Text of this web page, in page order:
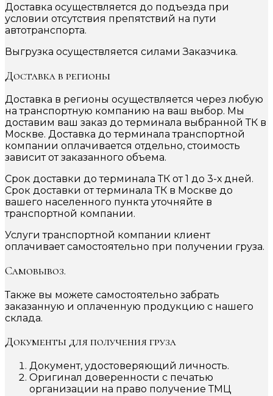
Доставка осуществляется до подъезда при
условии отсутствия препятствий на пути
автотранспорта.
Выгрузка осуществляется силами Заказчика.
Доставка в регионы
Доставка в регионы осуществляется через любую
на транспортную компанию на ваш выбор. Мы
доставим ваш заказ до терминала выбранной ТК в
Москве. Доставка до терминала транспортной
компании оплачивается отдельно, стоимость
зависит от заказанного объема.
Срок доставки до терминала ТК от 1 до 3-х дней.
Срок доставки от терминала ТК в Москве до
вашего населенного пункта уточняйте в
транспортной компании.
Услуги транспортной компании клиент
оплачивает самостоятельно при получении груза.
Самовывоз.
Также вы можете самостоятельно забрать
заказанную и оплаченную продукцию с нашего
склада.
Документы для получения груза
Документ, удостоверяющий личность.
Оригинал доверенности с печатью
организации на право получение ТМЦ